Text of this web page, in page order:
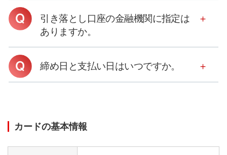
引き落とし口座の金融機関に指定は
ありますか。
締め日と支払い日はいつですか。
カードの基本情報